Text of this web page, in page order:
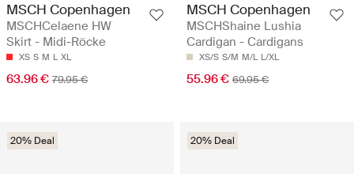
MSCH Copenhagen
MSCHCelaene HW
Skirt - Midi-Röcke
XS S M L XL
63.96 € 79.95 €
MSCH Copenhagen
MSCHShaine Lushia
Cardigan - Cardigans
XS/S S/M M/L L/XL
55.96 € 69.95 €
20% Deal 20% Deal